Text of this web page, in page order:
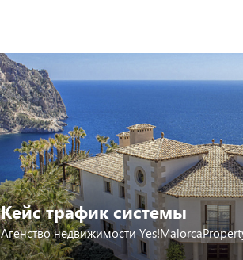
Кейс трафик системы
Агенство недвижимости